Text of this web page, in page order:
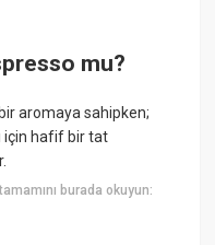
mu?
aromaya sahipken;
için hafif bir tat
burada okuyun: